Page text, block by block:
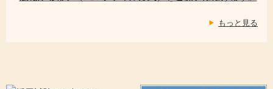
もっと見る